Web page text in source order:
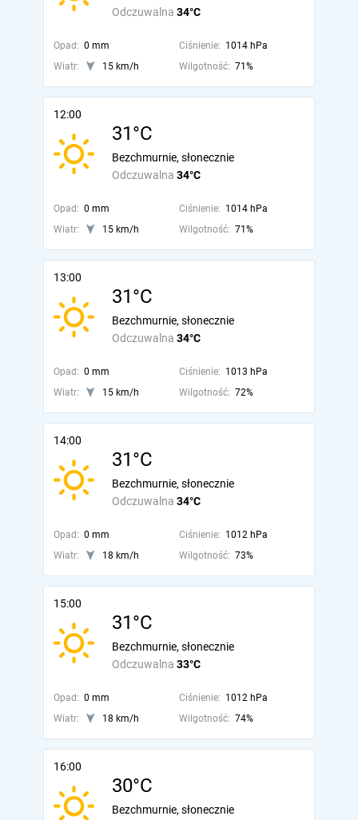
Odczuwalna 34°C
Opad: 0 mm Ciśnienie: 1014 hPa
Wiatr:
15 km/h Wilgotność: 71%
12:00
31°C
Odczuwalna 34°C
Bezchmurnie, słonecznie
Opad: 0 mm Ciśnienie: 1014 hPa
Wiatr:
15 km/h Wilgotność: 71%
13:00
31°C
Odczuwalna 34°C
Bezchmurnie, słonecznie
Opad: 0 mm Ciśnienie: 1013 hPa
Wiatr:
15 km/h Wilgotność: 72%
14:00
31°C
Odczuwalna 34°C
Bezchmurnie, słonecznie
Opad: 0 mm Ciśnienie: 1012 hPa
Wiatr:
18 km/h Wilgotność: 73%
15:00
31°C
Odczuwalna 33°C
Bezchmurnie, słonecznie
Opad: 0 mm Ciśnienie: 1012 hPa
Wiatr:
18 km/h Wilgotność: 74%
16:00
30°C
Bezchmurnie, słonecznie